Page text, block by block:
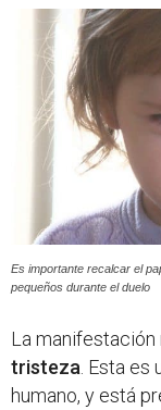
Es importante recalcar el
pequeños durante el duelo
La manifestación
tristeza . Esta
humano, y está